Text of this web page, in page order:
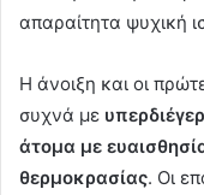
απαραίτητα ψυχική
Η άνοιξη και οι
συχνά με
άτομα με
θερμοκρασίας. Οι